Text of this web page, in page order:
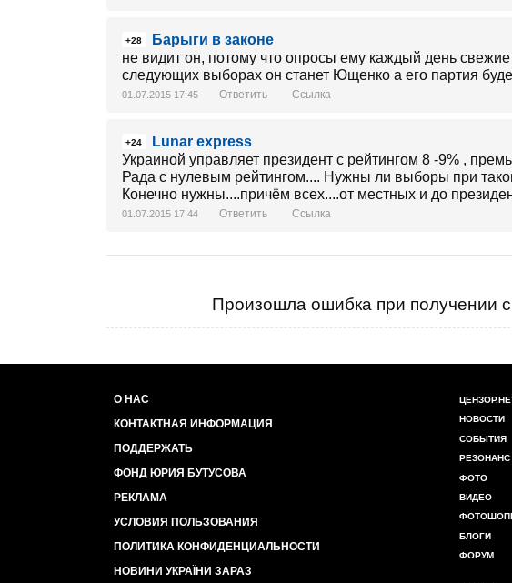
+28
Барыги в законе
не видит он, потому что опросы ему каждый день свежие
следующих выборах он станет Ющенко а его партия
01.07.2015 17:45 Ответить Ссылка
+24
Lunar express
Украиной управляет президент с рейтингом 8 -9% ,
Рада с нулевым рейтингом.... Нужны ли выборы при
Конечно нужны....причём всех....от местных и до
01.07.2015 17:44 Ответить Ссылка
Произошла ошибка при получении
О НАС
КОНТАКТНАЯ ИНФОРМАЦИЯ
ПОДДЕРЖАТЬ
ФОНД ЮРИЯ БУТУСОВА
РЕКЛАМА
УСЛОВИЯ ПОЛЬЗОВАНИЯ
ПОЛИТИКА КОНФИДЕНЦИАЛЬНОСТИ
НОВИНИ УКРАЇНИ ЗАРАЗ
НОВОСТИ
СОБЫТИЯ
РЕЗОНАНС
ФОТО
ВИДЕО
БЛОГИ
ФОРУМ